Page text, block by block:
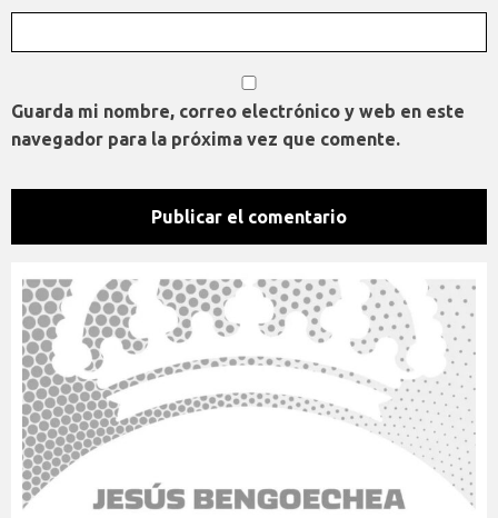
Guarda mi nombre, correo electrónico y web en este
navegador para la próxima vez que comente.